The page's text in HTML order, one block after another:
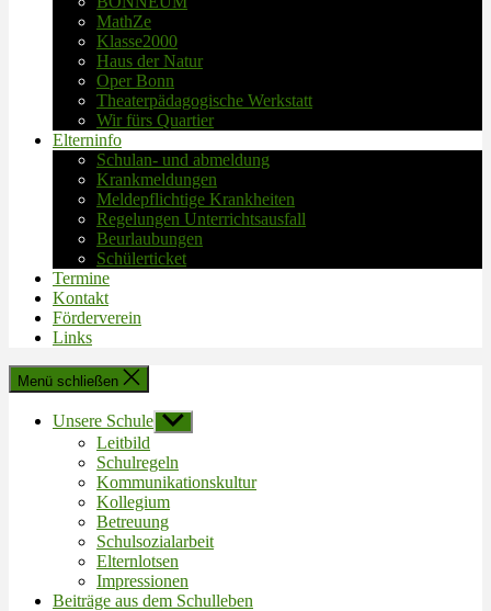
MathZe
Klasse2000
Haus der Natur
Oper Bonn
Theaterpädagogische Werkstatt
Wir fürs Quartier
Elterninfo
Schulan- und abmeldung
Krankmeldungen
Meldepflichtige Krankheiten
Regelungen Unterrichtsausfall
Beurlaubungen
Schülerticket
Termine
Kontakt
Förderverein
Links
Menü schließen
Unsere Schule Untermenü
anzeigen
Leitbild
Schulregeln
Kommunikationskultur
Kollegium
Betreuung
Schulsozialarbeit
Elternlotsen
Impressionen
Beiträge aus dem Schulleben